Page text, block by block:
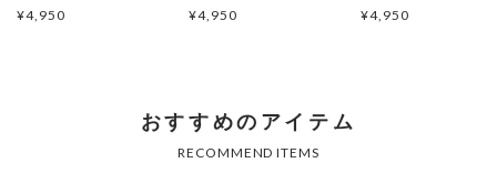
¥4,950
¥4,950
¥4,950